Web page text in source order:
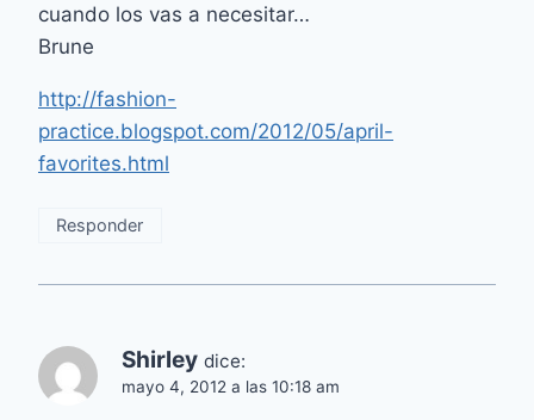
cuando los vas a necesitar…
Brune
http://fashion-
practice.blogspot.com/2012/05/april-
favorites.html
Responder
Shirley dice:
mayo 4, 2012 a las 10:18 am